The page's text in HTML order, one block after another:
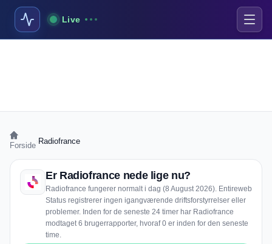
Live
Forside Radiofrance
Er Radiofrance nede lige nu?
Radiofrance fungerer normalt i dag (8 August 2026). Entireweb
Status registrerer ingen igangværende driftsforstyrrelser eller
problemer. Inden for de seneste 24 timer har Radiofrance
modtaget 6 brugerrapporter, hvoraf 0 er inden for den seneste
time.